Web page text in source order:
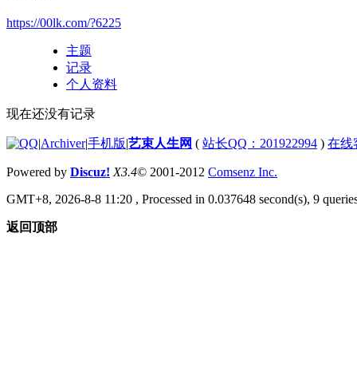
https://00lk.com/?6225
主题
记录
个人资料
现在还没有记录
|Archiver|手机版|艺束人生网 ( 站长QQ：201922994 ) 在线
Powered by Discuz! X3.4© 2001-2012 Comsenz Inc.
GMT+8, 2026-8-8 11:20 , Processed in 0.037648 second(s), 9
返回顶部